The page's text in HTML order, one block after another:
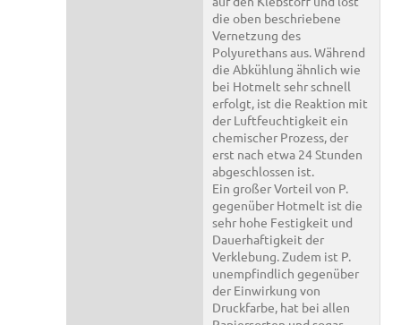
die oben beschriebene
Vernetzung des
Polyurethans aus. Während
die Abkühlung ähnlich wie
bei Hotmelt sehr schnell
erfolgt, ist die Reaktion mit
der Luftfeuchtigkeit ein
chemischer Prozess, der
erst nach etwa 24 Stunden
abgeschlossen ist.
Ein großer Vorteil von P.
gegenüber Hotmelt ist die
sehr hohe Festigkeit und
Dauerhaftigkeit der
Verklebung. Zudem ist P.
unempfindlich gegenüber
der Einwirkung von
Druckfarbe, hat bei allen